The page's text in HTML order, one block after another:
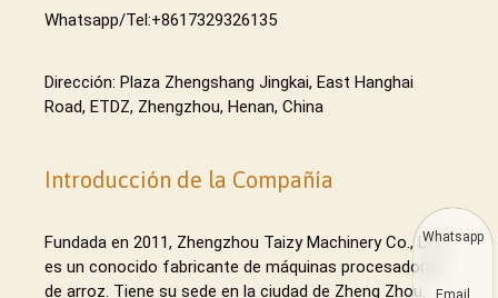
Whatsapp/Tel:+8617329326135
Dirección: Plaza Zhengshang Jingkai, East Hanghai
Road, ETDZ, Zhengzhou, Henan, China
Introducción de la Compañía
Fundada en 2011, Zhengzhou Taizy Machinery Co., LTD
es un conocido fabricante de máquinas procesadoras
de arroz. Tiene su sede en la ciudad de Zheng Zhou,
Whatsapp
Email